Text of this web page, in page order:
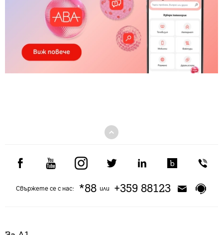
Свържете се с нас: *88или +359 88123